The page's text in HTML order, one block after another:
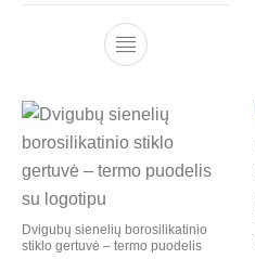
Dvigubų sienelių borosilikatinio
stiklo gertuvė – termo puodelis